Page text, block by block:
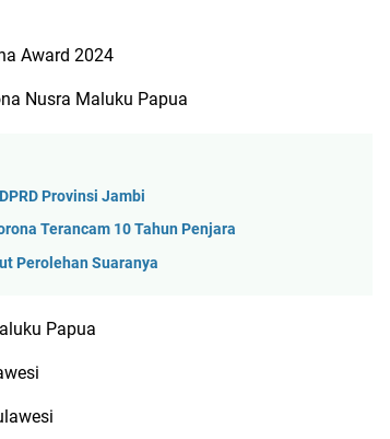
Award 2024
Nusra Maluku Papua
Provinsi Jambi
Terancam 10 Tahun Penjara
Perolehan Suaranya
Papua